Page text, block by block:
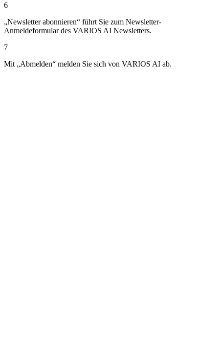
6
„Newsletter abonnieren“ führt Sie zum Newsletter-
Anmeldeformular des VARIOS AI Newsletters.
7
Mit „Abmelden“ melden Sie sich von VARIOS AI ab.